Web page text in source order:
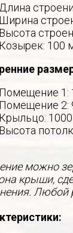
Длина
Ширина
Высота
Козырек: 100
Помещение 1:
Помещение 2:
Крыльцо:
Высота
можно
крыши,
Любой